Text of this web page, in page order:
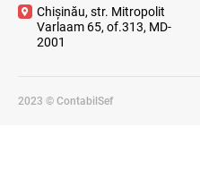
Chișinău, str. Mitropolit
Varlaam 65, of.313, MD-
2001
2023 © ContabilSef